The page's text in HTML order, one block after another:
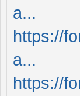
a...
https://
a...
https://